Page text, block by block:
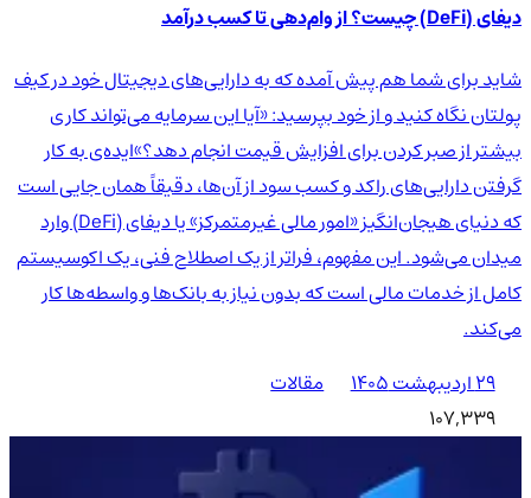
دیفای (DeFi) چیست؟ از وام‌دهی تا کسب درآمد
شاید برای شما هم پیش آمده که به دارایی‌های دیجیتال خود در کیف
پولتان نگاه کنید و از خود بپرسید: «آیا این سرمایه می‌تواند کاری
بیشتر از صبر کردن برای افزایش قیمت انجام دهد؟»ایده‌ی به کار
گرفتن دارایی‌های راکد و کسب سود از آن‌ها، دقیقاً همان جایی است
که دنیای هیجان‌انگیز «امور مالی غیرمتمرکز» یا دیفای (DeFi) وارد
میدان می‌شود. این مفهوم، فراتر از یک اصطلاح فنی، یک اکوسیستم
کامل از خدمات مالی است که بدون نیاز به بانک‌ها و واسطه‌ها کار
می‌کند.
۲۹ اردیبهشت ۱۴۰۵
مقالات
107,339